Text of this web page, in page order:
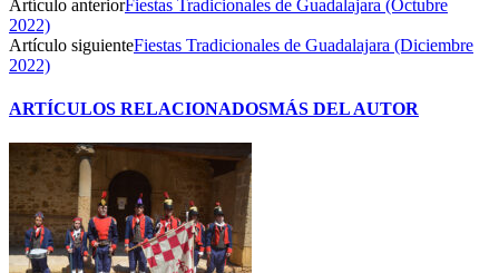
Artículo anteriorFiestas Tradicionales de Guadalajara (Octubre
2022)
Artículo siguienteFiestas Tradicionales de Guadalajara (Diciembre
2022)
ARTÍCULOS RELACIONADOSMÁS DEL AUTOR